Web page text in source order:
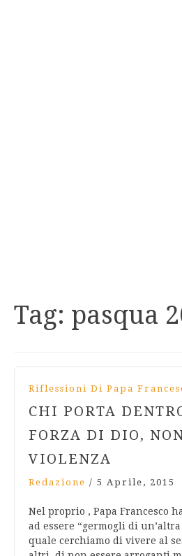
Tag: pasqua
Riflessioni Di Papa
CHI PORTA
FORZA DI DIO,
VIOLENZA
Redazione / 5 Aprile, 2015
Nel proprio , Papa Francesco
ad essere “germogli di
quale cerchiamo di vivere al